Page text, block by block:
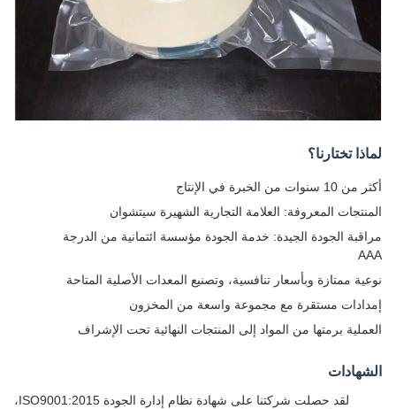
تختارنا؟
من الخبرة في الإنتاج
المعروفة: العلامة التجارية الشهيرة سيتشوان
الجودة الجيدة: خدمة الجودة مؤسسة ائتمانية من الدرجة
ممتازة وبأسعار تنافسية، وتصنيع المعدات الأصلية المتاحة
مستقرة مع مجموعة واسعة من المخزون
برمتها من المواد إلى المنتجات النهائية تحت الإشراف
لقد حصلت شركتنا على شهادة نظام إدارة الجودة ISO9001:2015،